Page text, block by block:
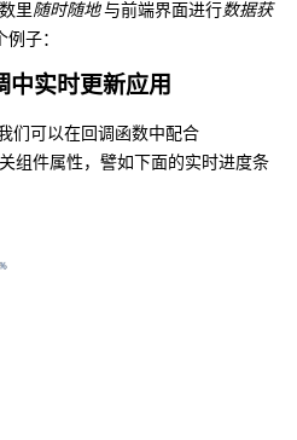
里随时随地 与前端界面进行数据获
子：
中实时更新应用
们可以在回调函数中配合
组件属性，譬如下面的实时进度条